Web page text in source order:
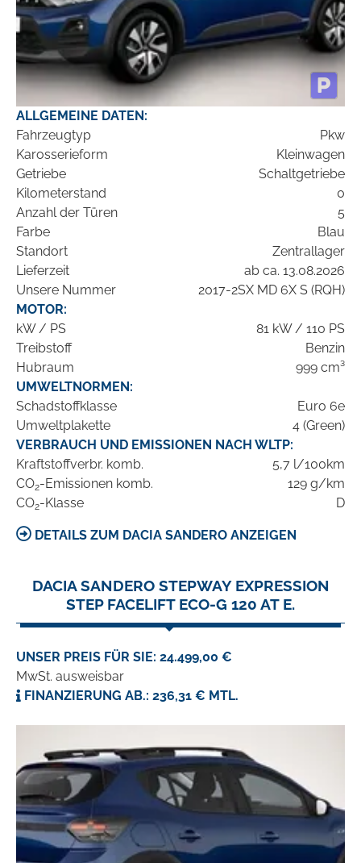
ALLGEMEINE DATEN:
Fahrzeugtyp
Pkw
Karosserieform
Kleinwagen
Getriebe
Schaltgetriebe
Kilometerstand
0
Anzahl der Türen
5
Farbe
Blau
Standort
Zentrallager
Lieferzeit
ab ca. 13.08.2026
Unsere Nummer
2017-2SX MD 6X S (RQH)
MOTOR:
kW / PS
81 kW / 110 PS
Treibstoff
Benzin
Hubraum
999 cm³
UMWELTNORMEN:
Schadstoffklasse
Euro 6e
Umweltplakette
4 (Green)
VERBRAUCH UND EMISSIONEN NACH WLTP:
Kraftstoffverbr. komb.
5,7 l/100km
CO2-Emissionen komb.
129 g/km
CO2-Klasse D
DETAILS ZUM DACIA SANDERO ANZEIGEN
DACIA SANDERO STEPWAY EXPRESSION
STEP FACELIFT ECO-G 120 AT E.
UNSER PREIS FÜR SIE: 24.499,00 €
MwSt. ausweisbar
FINANZIERUNG AB.: 236,31 € MTL.